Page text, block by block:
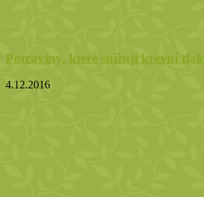
Potraviny, které snižují krevní tlak
4.12.2016